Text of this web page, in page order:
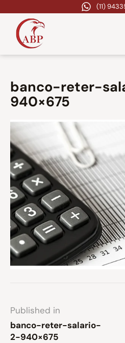
(11)
banco-reter-
940×675
Published in
banco-reter-salario-
2-940×675